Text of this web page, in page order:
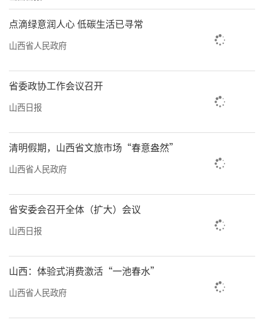
山里有村，村外有山。洞头村是晋城市城
区的一个小山村，绿意掩映、古朴宁静，
获“山西省美丽休闲乡村”称号。村集体利用
这一优势，全力发展康养民宿，租赁村民闲置
房屋进行升级改造、修建林间小木屋，打造特
租，一年5000元，租金5年一调。”村民徐先翠
对村里的老宅院开发利用项目连连点赞。
晋城市广大农村正着力加强生态修复，发
展绿色产业，开发生态旅游。据悉，当地
以“太行一号”乡村振兴示范带为主阵地，坚
资307亿元的186个项目，带动739个村，8.1万
人返乡就业创业，带富50余万农村人口。
“我们要将守护绿水青山与拓宽富民之路
点滴绿意润人心 低碳生活已寻常
山西省人民政府
省委政协工作会议召开
山西日报
清明假期，山西省文旅市场“春意盎然”
山西省人民政府
省安委会召开全体（扩大）会议
山西日报
山西：体验式消费激活“一池春水”
山西省人民政府